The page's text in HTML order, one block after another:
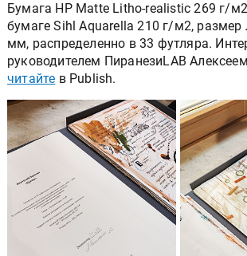
Бумага HP Matte Litho-realistic 269 г/
бумаге Sihl Aquarella 210 г/м2, размер
мм, распределенно в 33 футляра.
руководителем ПиранезиLAB
читайте в Publish.